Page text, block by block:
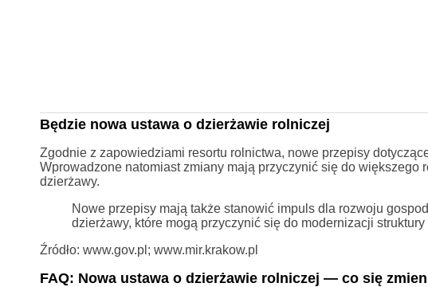
Będzie nowa ustawa o dzierżawie rolniczej
Zgodnie z zapowiedziami resortu rolnictwa, nowe przepisy
Wprowadzone natomiast zmiany mają przyczynić się do
dzierżawy.
Nowe przepisy mają także stanowić impuls dla rozwoju
dzierżawy, które mogą przyczynić się do modernizacji
Źródło: www.gov.pl; www.mir.krakow.pl
FAQ: Nowa ustawa o dzierżawie rolniczej — co się